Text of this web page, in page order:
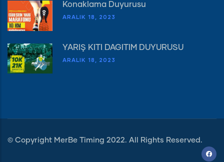
Konaklama Duyurusu
ARALIK 18, 2023
YARIŞ KİTİ DAĞITIM DUYURUSU
ARALIK 18, 2023
© Copyright MerBe Timing 2022. All Rights Reserved.